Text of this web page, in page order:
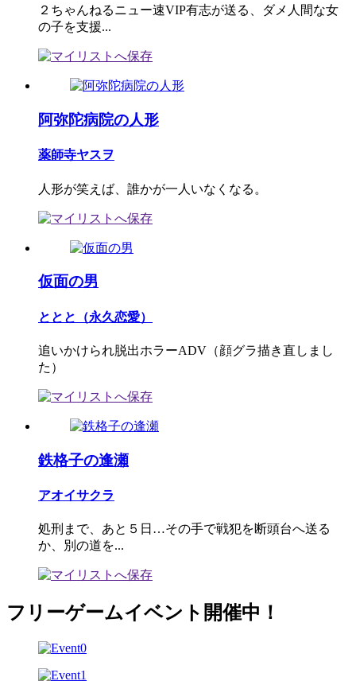
２ちゃんねるニュー速VIP有志が送る、ダメ人間な女
の子を支援...
阿弥陀病院の人形
薬師寺ヤスヲ
人形が笑えば、誰かが一人いなくなる。
仮面の男
ととと（永久恋愛）
追いかけられ脱出ホラーADV（顔グラ描き直しまし
た）
鉄格子の逢瀬
アオイサクラ
処刑まで、あと５日…その手で戦犯を断頭台へ送る
か、別の道を...
フリーゲームイベント開催中！